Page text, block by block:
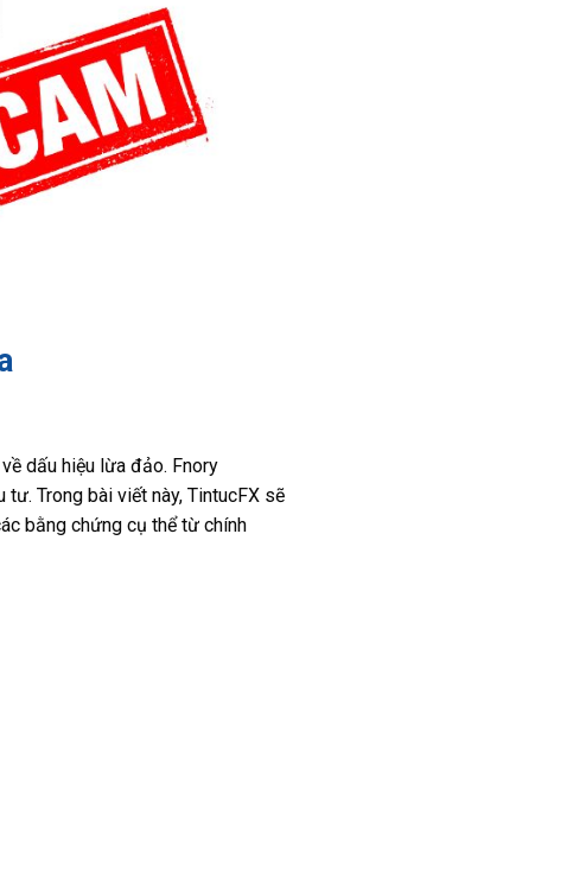
dấu hiệu lừa đảo. Fnory
Trong bài viết này, TintucFX sẽ
bằng chứng cụ thể từ chính